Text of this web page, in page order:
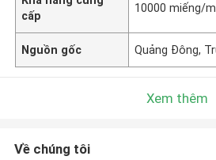
cấp
10000 miếng/
Nguồn gốc Quảng Đông,
Xem thêm
Về chúng tôi